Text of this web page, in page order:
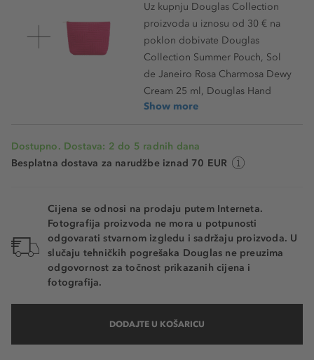
Uz kupnju Douglas Collection
proizvoda u iznosu od 30 € na
poklon dobivate Douglas
Collection Summer Pouch, Sol
de Janeiro Rosa Charmosa Dewy
Cream 25 ml, Douglas Hand
Show more
Dostupno. Dostava: 2 do 5 radnih dana
Besplatna dostava za narudžbe iznad 70 EUR
Cijena se odnosi na prodaju putem Interneta.
Fotografija proizvoda ne mora u potpunosti
odgovarati stvarnom izgledu i sadržaju proizvoda. U
slučaju tehničkih pogrešaka Douglas ne preuzima
odgovornost za točnost prikazanih cijena i
fotografija.
DODAJTE U KOŠARICU